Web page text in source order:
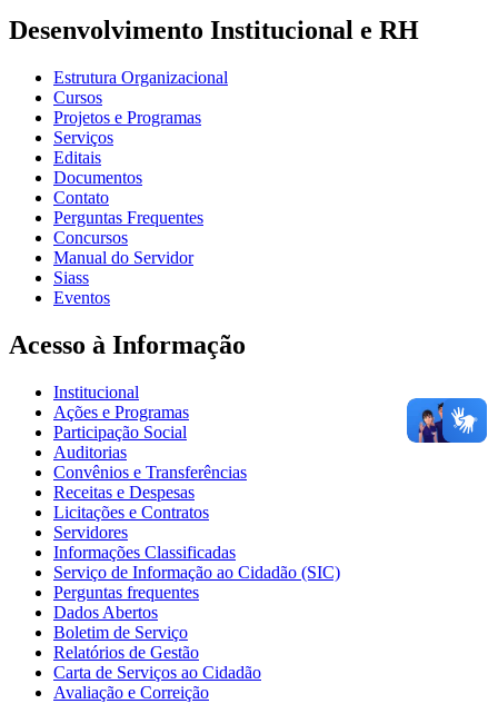
Desenvolvimento Institucional e RH
Estrutura Organizacional
Cursos
Projetos e Programas
Serviços
Editais
Documentos
Contato
Perguntas Frequentes
Concursos
Manual do Servidor
Siass
Eventos
Acesso à Informação
Institucional
Ações e Programas
Participação Social
Auditorias
Convênios e Transferências
Receitas e Despesas
Licitações e Contratos
Servidores
Informações Classificadas
Serviço de Informação ao Cidadão (SIC)
Perguntas frequentes
Dados Abertos
Boletim de Serviço
Relatórios de Gestão
Carta de Serviços ao Cidadão
Avaliação e Correição